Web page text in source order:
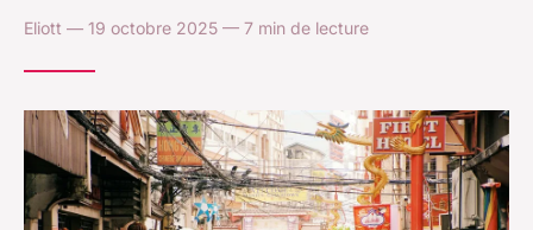
Eliott — 19 octobre 2025 — 7 min de lecture